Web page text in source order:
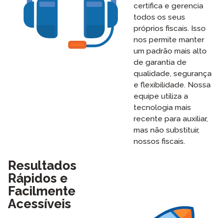
certifica e gerencia
todos os seus
próprios fiscais. Isso
nos permite manter
um padrão mais alto
de garantia de
qualidade, segurança
e flexibilidade. Nossa
equipe utiliza a
tecnologia mais
recente para auxiliar,
mas não substituir,
nossos fiscais.
Resultados
Rápidos e
Facilmente
Acessíveis